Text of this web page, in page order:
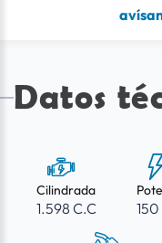
Datos
Cilindrada
1.598 C.C